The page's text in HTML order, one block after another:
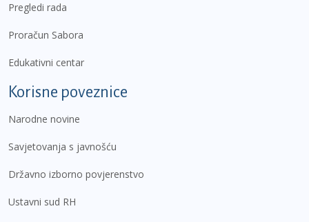
Pregledi rada
Proračun Sabora
Edukativni centar
Korisne poveznice
Narodne novine
Savjetovanja s javnošću
Državno izborno povjerenstvo
Ustavni sud RH